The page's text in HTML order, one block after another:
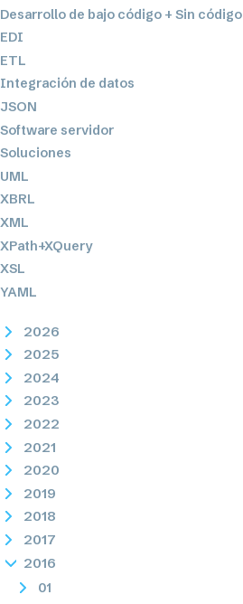
Desarrollo de bajo código + Sin código
EDI
ETL
Integración de datos
JSON
Software servidor
Soluciones
UML
XBRL
XML
XPath+XQuery
XSL
YAML
2026
2025
2024
2023
2022
2021
2020
2019
2018
2017
2016
01